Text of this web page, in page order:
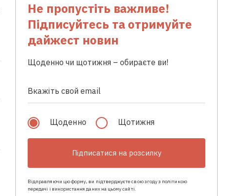
Не пропустіть важливе!
Підписуйтесь та отримуйте
дайжест новин
Щоденно чи щотижня – обираєте ви!
Щоденно Щотижня
Підписатися на розсилку
Відправляючи цю форму, ви підтверджуєте свою згоду з політикою
передачі і використання даних на цьому сайті.